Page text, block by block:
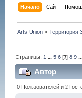
Начало Сайт
Arts-Union » Территория
Страницы: 1 ...5 6 [7]8 9 ...
Автор
0 Пользователей и 2